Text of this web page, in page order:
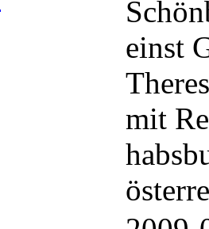
einst
mit